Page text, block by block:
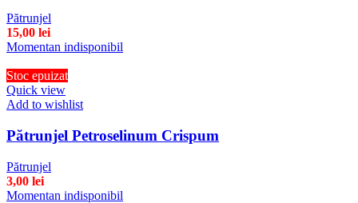
Pătrunjel
15,00 lei
Momentan indisponibil
Stoc epuizat
Quick view
Add to wishlist
Pătrunjel Petroselinum Crispum
Pătrunjel
3,00 lei
Momentan indisponibil